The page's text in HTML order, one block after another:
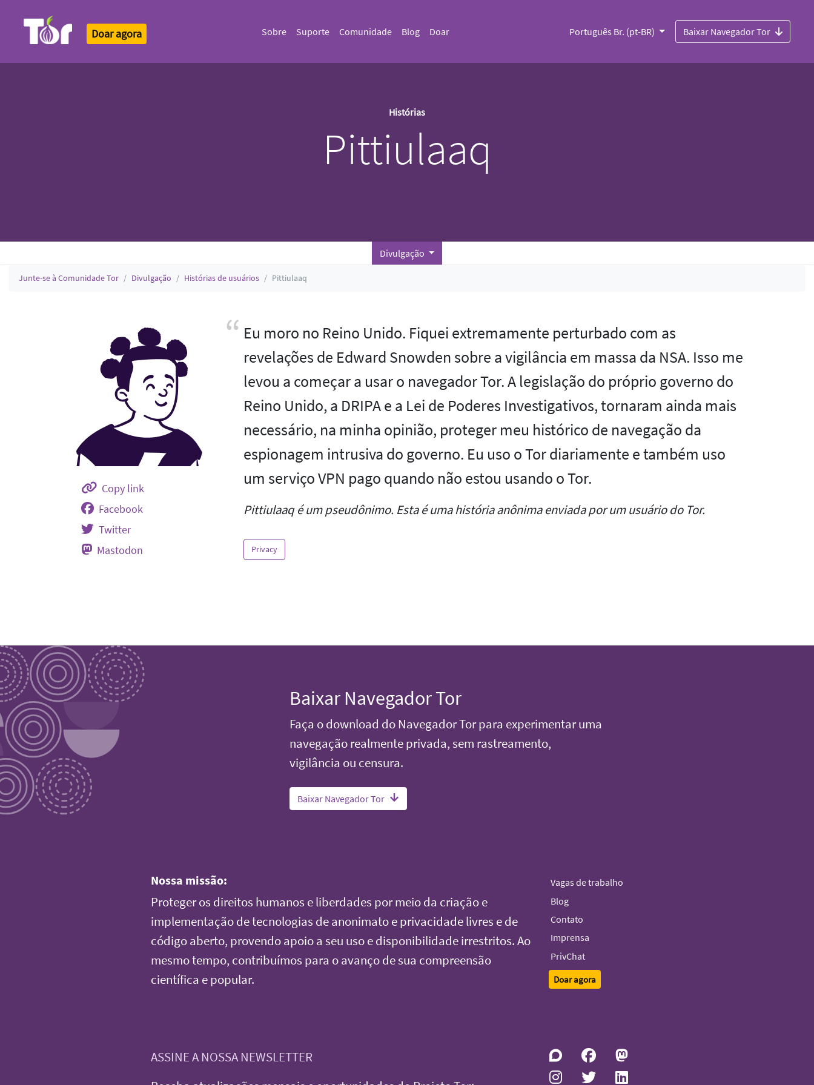
Doar agora Sobre Suporte Comunidade Blog Doar Português Br. (pt-BR) Baixar Navegador Tor
Histórias
Pittiulaaq
Divulgação
Junte-se à Comunidade Tor Divulgação Histórias de usuários Pittiulaaq
Copy link
Facebook
Twitter
Mastodon
Eu moro no Reino Unido. Fiquei extremamente perturbado com as
revelações de Edward Snowden sobre a vigilância em massa da NSA. Isso me
levou a começar a usar o navegador Tor. A legislação do próprio governo do
Reino Unido, a DRIPA e a Lei de Poderes Investigativos, tornaram ainda mais
necessário, na minha opinião, proteger meu histórico de navegação da
espionagem intrusiva do governo. Eu uso o Tor diariamente e também uso
um serviço VPN pago quando não estou usando o Tor.
Pittiulaaq é um pseudônimo. Esta é uma história anônima enviada por um usuário do Tor.
Privacy
Baixar Navegador Tor
Faça o download do Navegador Tor para experimentar uma
navegação realmente privada, sem rastreamento,
vigilância ou censura.
Baixar Navegador Tor
Nossa missão:
Proteger os direitos humanos e liberdades por meio da criação e
implementação de tecnologias de anonimato e privacidade livres e de
código aberto, provendo apoio a seu uso e disponibilidade irrestritos. Ao
mesmo tempo, contribuímos para o avanço de sua compreensão
científica e popular.
Vagas de trabalho
Blog
Contato
Imprensa
PrivChat
Doar agora
ASSINE A NOSSA NEWSLETTER